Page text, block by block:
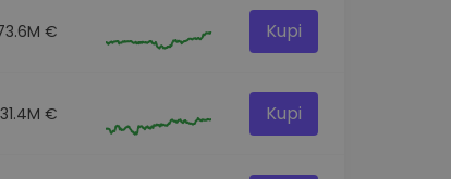
€ Kupi
31.4M € Kupi